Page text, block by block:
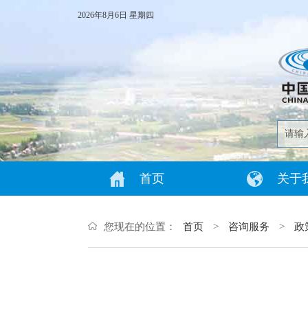
2026年8月6日 星期四
首页 关于
您现在的位置： 首页 > 咨询服务 > 政